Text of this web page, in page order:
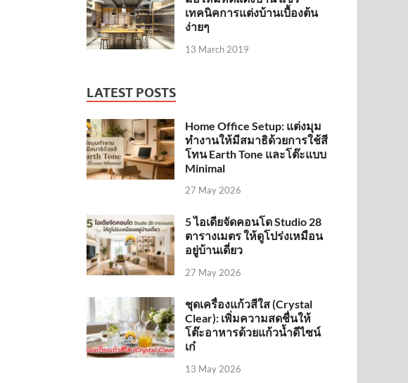
เทคนิคการแต่งบ้านเบื้องต้น
ง่ายๆ
13 March 2019
LATEST POSTS
Home Office Setup: แต่งมุม
ทำงานให้มีสมาธิด้วยการใช้สี
โทน Earth Tone และโต๊ะแบบ
Minimal
27 May 2026
5 ไอเดียจัดคอนโด Studio 28
ตารางเมตร ให้ดูโปร่งเหมือน
อยู่บ้านเดี่ยว
27 May 2026
ชุดเครื่องแก้วสีใส (Crystal
Clear): เพิ่มความสดชื่นให้
โต๊ะอาหารด้วยแก้วน้ำดีไซน์
เก๋
13 May 2026